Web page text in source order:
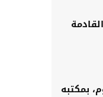
بمكتبه